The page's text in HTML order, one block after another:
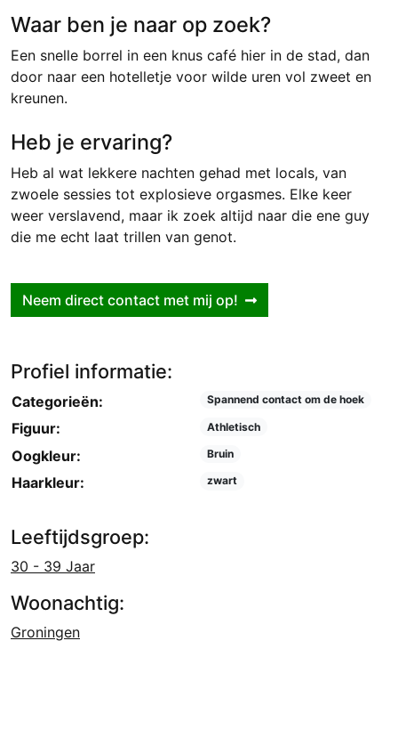
Waar ben je naar op zoek?
Een snelle borrel in een knus café hier in de stad, dan
door naar een hotelletje voor wilde uren vol zweet en
kreunen.
Heb je ervaring?
Heb al wat lekkere nachten gehad met locals, van
zwoele sessies tot explosieve orgasmes. Elke keer
weer verslavend, maar ik zoek altijd naar die ene guy
die me echt laat trillen van genot.
Neem direct contact met mij op!
Profiel informatie:
Categorieën: Spannend contact om de hoek
Figuur: Athletisch
Oogkleur: Bruin
Haarkleur: zwart
Leeftijdsgroep:
30 - 39 Jaar
Woonachtig:
Groningen